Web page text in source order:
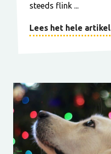
steeds flink ...
Lees het hele artikel